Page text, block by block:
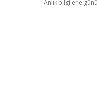
Anlık bilgilerle